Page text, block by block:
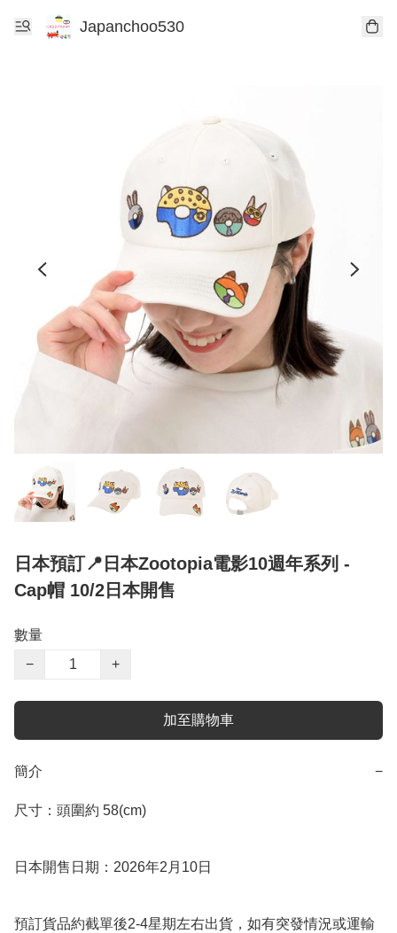
Japanchoo530
日本預訂📍日本Zootopia電影10週年系列 -
Cap帽 10/2日本開售
數量
−
+
加至購物車
簡介 −
尺寸：頭圍約 58(cm)
日本開售日期：2026年2月10日
預訂貨品約截單後2-4星期左右出貨，如有突發情況或運輸